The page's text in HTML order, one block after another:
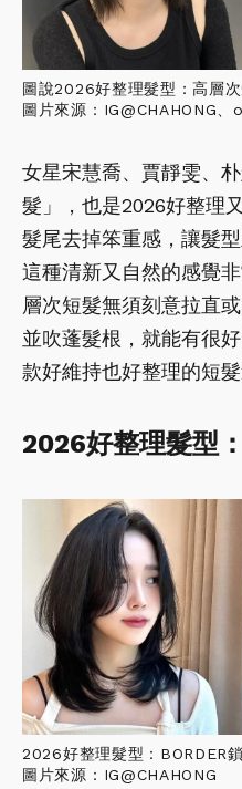
圖說2026好整理髮型：高層
圖片來源：IG@CHAHONG、
女星宋慧喬、賈靜雯、
髮」，也是2026好整理
髮尾去掉笨重感，讓髮
這種清新又自然的感覺
層次短髮無須刻意拉直
並吹蓬髮根，就能有很
款好維持也好整理的短髮
2026好整理髮型
2026好整理髮型：BORDER
​​​圖片來源：IG@CHAHONG